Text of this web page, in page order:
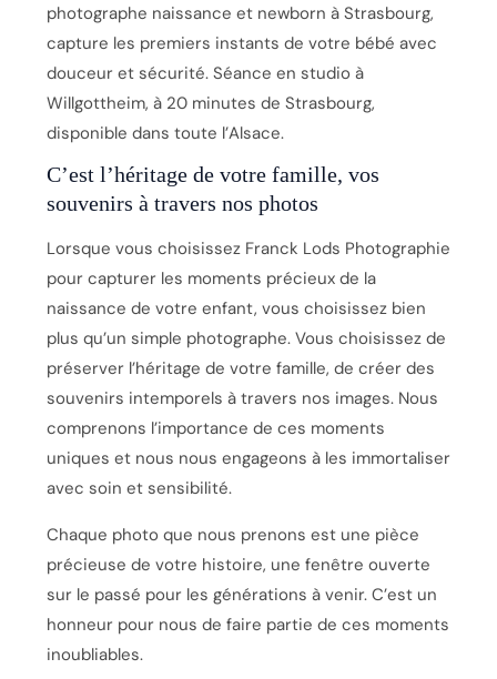
photographe naissance et newborn à Strasbourg,
capture les premiers instants de votre bébé avec
douceur et sécurité. Séance en studio à
Willgottheim, à 20 minutes de Strasbourg,
disponible dans toute l’Alsace.
C’est l’héritage de votre famille, vos
souvenirs à travers nos photos
Lorsque vous choisissez Franck Lods Photographie
pour capturer les moments précieux de la
naissance de votre enfant, vous choisissez bien
plus qu’un simple photographe. Vous choisissez de
préserver l’héritage de votre famille, de créer des
souvenirs intemporels à travers nos images. Nous
comprenons l’importance de ces moments
uniques et nous nous engageons à les immortaliser
avec soin et sensibilité.
Chaque photo que nous prenons est une pièce
précieuse de votre histoire, une fenêtre ouverte
sur le passé pour les générations à venir. C’est un
honneur pour nous de faire partie de ces moments
inoubliables.